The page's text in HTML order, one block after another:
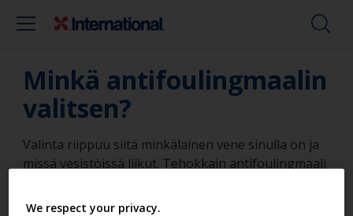
Minkä antifoulingmaalin
valitsen?
Valinta riippuu siitä minkälainen vene sinulla on ja
missä vesistöissä liikut. Tehokkain antifoulingmaali
hyvin.
We respect your privacy.